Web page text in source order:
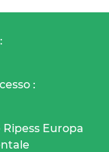
:
Europa